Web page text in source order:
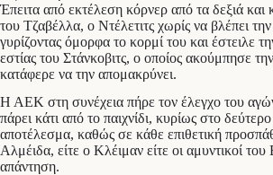
Έπειτα από εκτέλεση κόρνερ από τα δεξιά
του Τζαβέλλα, ο Ντέλετιτς χωρίς να βλέπει
γυρίζοντας όμορφα το κορμί του και έστειλε
εστίας του Στάνκοβιτς, ο οποίος ακούμπησε
κατάφερε να την απομακρύνει.
Η ΑΕΚ στη συνέχεια πήρε τον έλεγχο του
πάρει κάτι από το παιχνίδι, κυρίως στο
αποτέλεσμα, καθώς σε κάθε επιθετική
Αλμέιδα, είτε ο Κλέιμαν είτε οι αμυντικοί
απάντηση.